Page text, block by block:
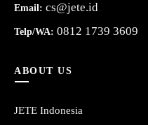
Email: cs@jete.id
Telp/WA: 0812 1739 3609
ABOUT US
JETE Indonesia